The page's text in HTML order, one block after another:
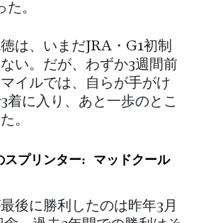
た。
は、いまだJRA・G1初制
い。だが、わずか3週間前
イルでは、自らが手がけ
着に入り、あと一歩のとこ
。
スプリンター: マッドクール
後に勝利したのは昨年3月